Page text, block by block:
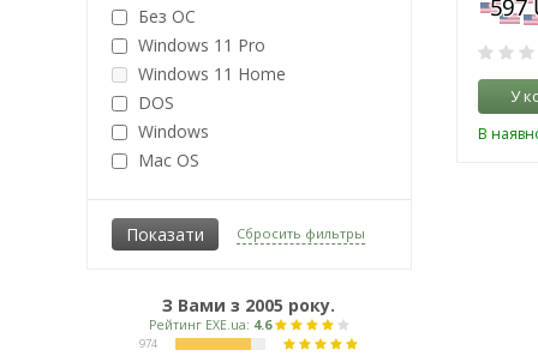
У
В
Без ОС
Windows 11 Pro
Windows 11 Home
DOS
Windows
Mac OS
Сбросить фильтры
З Вами з 2005 року.